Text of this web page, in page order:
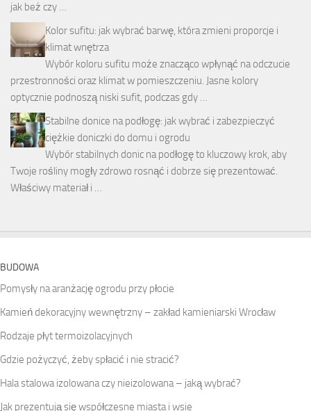
jak beż czy …
Kolor sufitu: jak wybrać barwę, która zmieni proporcje i
klimat wnętrza
Wybór koloru sufitu może znacząco wpłynąć na odczucie
przestronności oraz klimat w pomieszczeniu. Jasne kolory
optycznie podnoszą niski sufit, podczas gdy …
Stabilne donice na podłogę: jak wybrać i zabezpieczyć
ciężkie doniczki do domu i ogrodu
Wybór stabilnych donic na podłogę to kluczowy krok, aby
Twoje rośliny mogły zdrowo rosnąć i dobrze się prezentować.
Właściwy materiał i …
BUDOWA
Pomysły na aranżację ogrodu przy płocie
Kamień dekoracyjny wewnętrzny – zakład kamieniarski Wrocław
Rodzaje płyt termoizolacyjnych
Gdzie pożyczyć, żeby spłacić i nie stracić?
Hala stalowa izolowana czy nieizolowana – jaką wybrać?
Jak prezentują się współczesne miasta i wsie